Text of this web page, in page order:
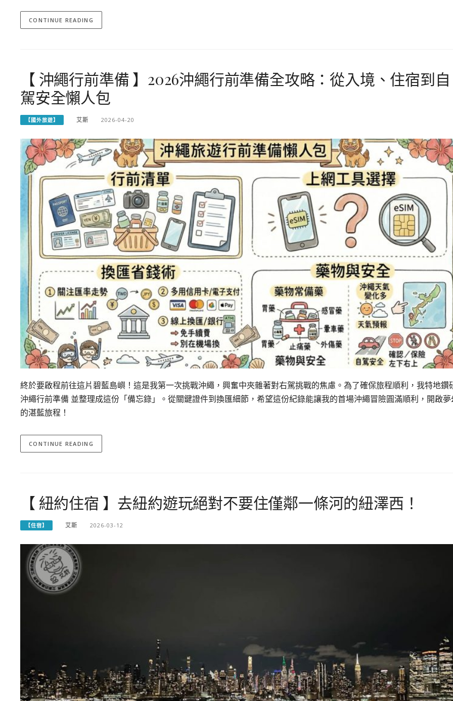
CONTINUE READING
【 沖繩行前準備 】2026沖繩行前準備全攻略：從入境、住宿到自
駕安全懶人包
【國外旅遊】 艾斯 2026-04-20
終於要啟程前往這片碧藍島嶼！這是我第一次挑戰沖繩，興奮中夾雜著對右駕挑戰的焦慮。為了確保旅程順利，我特地鑽
沖繩行前準備 並整理成這份「備忘錄」。從關鍵證件到換匯細節，希望這份紀錄能讓我的首場沖繩冒險圓滿順利，開啟夢
的湛藍旅程！
CONTINUE READING
【 紐約住宿 】去紐約遊玩絕對不要住僅鄰一條河的紐澤西！
【住宿】 艾斯 2026-03-12